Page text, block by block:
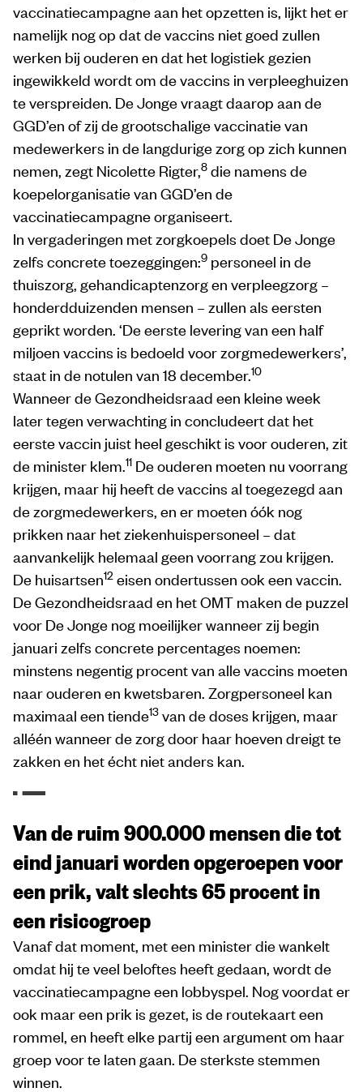
vaccinatiecampagne aan het opzetten is, lijkt het er
namelijk nog op dat de vaccins niet goed zullen
werken bij ouderen en dat het logistiek gezien
ingewikkeld wordt om de vaccins in verpleeghuizen
te verspreiden. De Jonge vraagt daarop aan de
GGD’en of zij de grootschalige vaccinatie van
medewerkers in de langdurige zorg op zich kunnen
nemen, zegt Nicolette Rigter,8die namens de
koepelorganisatie van GGD’en de
vaccinatiecampagne organiseert.
In vergaderingen met zorgkoepels doet De Jonge
zelfs concrete toezeggingen:9 personeel in de
thuiszorg, gehandicaptenzorg en verpleegzorg –
honderdduizenden mensen – zullen als eersten
geprikt worden. ‘De eerste levering van een half
miljoen vaccins is bedoeld voor zorgmedewerkers’,
staat in de notulen van 18 december.10
Wanneer de Gezondheidsraad een kleine week
later tegen verwachting in concludeert dat het
eerste vaccin juist heel geschikt is voor ouderen, zit
de minister klem.11 De ouderen moeten nu voorrang
krijgen, maar hij heeft de vaccins al toegezegd aan
de zorgmedewerkers, en er moeten óók nog
prikken naar het ziekenhuispersoneel – dat
aanvankelijk helemaal geen voorrang zou krijgen.
De huisartsen12 eisen ondertussen ook een vaccin.
De Gezondheidsraad en het OMT maken de puzzel
voor De Jonge nog moeilijker wanneer zij begin
januari zelfs concrete percentages noemen:
minstens negentig procent van alle vaccins moeten
naar ouderen en kwetsbaren. Zorgpersoneel kan
maximaal een tiende13van de doses krijgen, maar
alléén wanneer de zorg door haar hoeven dreigt te
zakken en het écht niet anders kan.
Van de ruim 900.000 mensen die tot
eind januari worden opgeroepen voor
een prik, valt slechts 65 procent in
een risicogroep
Vanaf dat moment, met een minister die wankelt
omdat hij te veel beloftes heeft gedaan, wordt de
vaccinatiecampagne een lobbyspel. Nog voordat er
ook maar een prik is gezet, is de routekaart een
rommel, en heeft elke partij een argument om haar
groep voor te laten gaan. De sterkste stemmen
winnen.